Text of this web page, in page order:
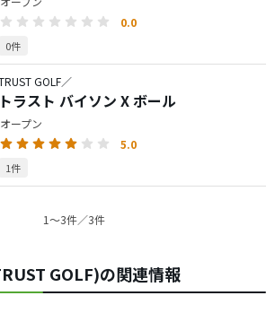
0.0
0件
GOLF／
トラスト バイソン X ボール
オープン
5.0
1件
1〜3件／3件
GOLF)の関連情報